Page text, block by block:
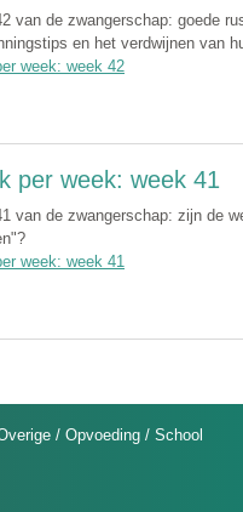
van de zwangerschap: goede
en het verdwijnen van
week: week 42
per week: week 41
van de zwangerschap: zijn de
week: week 41
/ Opvoeding / School